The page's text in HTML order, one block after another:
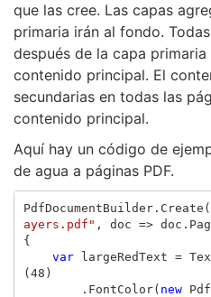
que las cree. Las capas
primaria irán al fondo.
después de la capa
contenido principal. El
secundarias en todas las
contenido principal.
Aquí hay un código de
de agua a páginas PDF.
PdfDocumentBuilder. Create
ayers.pdf" , doc => doc .
{
var
largeRedText =
( 48 )
. FontColor( new